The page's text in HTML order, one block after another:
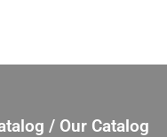
/ Our Catalog